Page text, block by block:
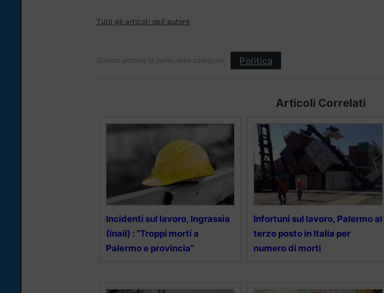
Tutti gli articoli dell'autore
Questo articolo fa parte delle categorie: Politica
Articoli Correlati
Incidenti sul lavoro, Ingrassia
(Inail) : “Troppi morti a
Palermo e provincia”
Infortuni sul lavoro, Palermo al
terzo posto in Italia per
numero di morti